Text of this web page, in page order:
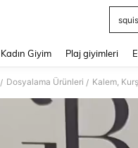
Kadın Giyim Plaj giyimleri
/ Dosyalama Ürünleri / Kalem,